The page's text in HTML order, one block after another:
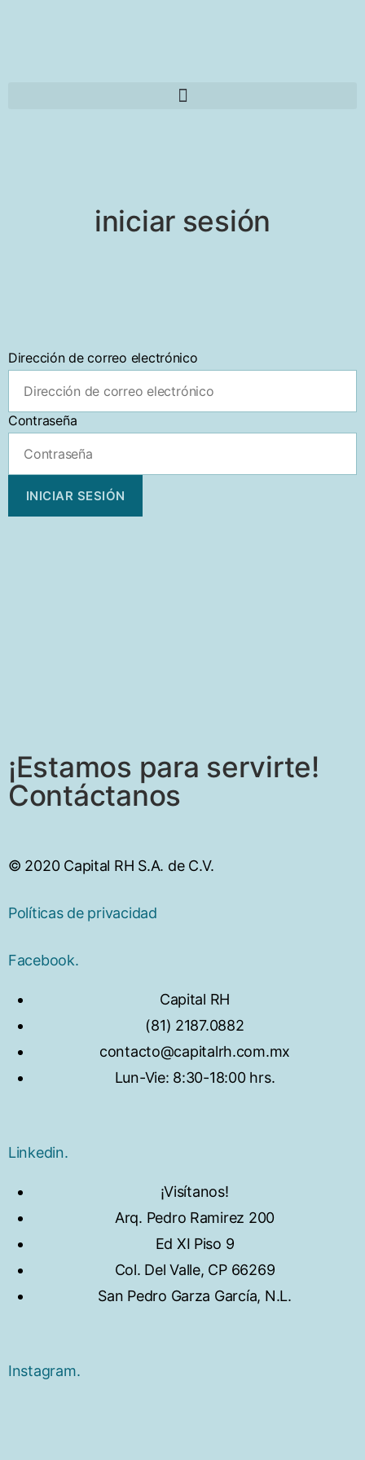
iniciar sesión
Dirección de correo electrónico
Contraseña
INICIAR SESIÓN
¡Estamos para servirte!
Contáctanos
© 2020 Capital RH S.A. de C.V.
Políticas de privacidad
Facebook.
Capital RH
(81) 2187.0882
contacto@capitalrh.com.mx
Lun-Vie: 8:30-18:00 hrs.
Linkedin.
¡Visítanos!
Arq. Pedro Ramirez 200
Ed XI Piso 9
Col. Del Valle, CP 66269
San Pedro Garza García, N.L.
Instagram.